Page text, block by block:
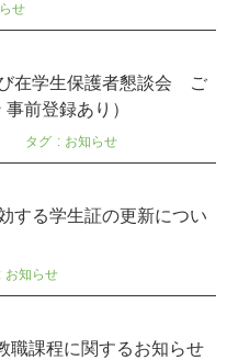
せ
在学生保護者懇談会 ご
前登録あり）
タグ お知らせ
する学生証の更新につい
お知らせ
職課程に関するお知らせ